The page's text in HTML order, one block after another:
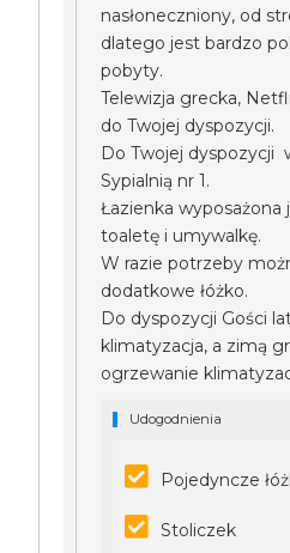
nasłoneczniony, od
dlatego jest bardzo
pobyty.
Telewizja grecka,
do Twojej dyspozycji.
Do Twojej dyspozycji
Sypialnią nr 1.
Łazienka wyposażona
toaletę i umywalkę.
W razie potrzeby
dodatkowe łóżko.
Do dyspozycji Gości
klimatyzacja, a zimą
ogrzewanie
Udogodnienia
Pojedyncze
Stoliczek